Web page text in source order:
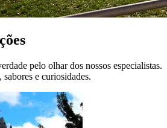
pelo olhar dos nossos especialistas.
e curiosidades.